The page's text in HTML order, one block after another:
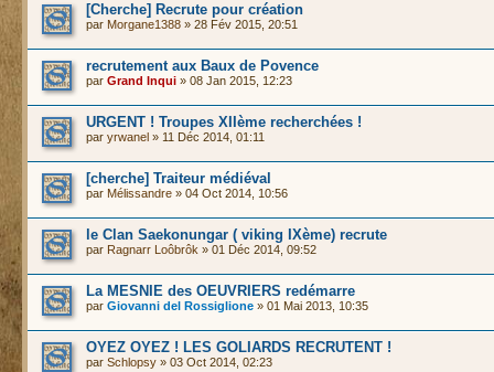
[Cherche] Recrute pour création
par Morgane1388 » 28 Fév 2015, 20:51
recrutement aux Baux de Povence
par Grand Inqui » 08 Jan 2015, 12:23
URGENT ! Troupes XIIème recherchées !
par yrwanel » 11 Déc 2014, 01:11
[cherche] Traiteur médiéval
par Mélissandre » 04 Oct 2014, 10:56
le Clan Saekonungar ( viking IXème) recrute
par Ragnarr Loôbrôk » 01 Déc 2014, 09:52
La MESNIE des OEUVRIERS redémarre
par Giovanni del Rossiglione » 01 Mai 2013, 10:35
OYEZ OYEZ ! LES GOLIARDS RECRUTENT !
par Schlopsy » 03 Oct 2014, 02:23